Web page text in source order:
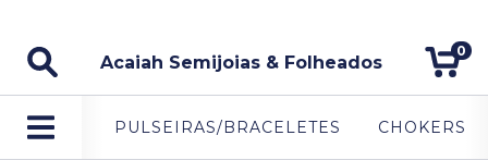
Acaiah Semijoias & Folheados
0
PULSEIRAS/BRACELETES CHOKERS